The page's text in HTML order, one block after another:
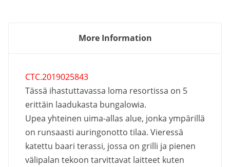
More Information
CTC.2019025843
Tässä ihastuttavassa loma resortissa on 5
erittäin laadukasta bungalowia.
Upea yhteinen uima-allas alue, jonka ympärillä
on runsaasti auringonotto tilaa. Vieressä
katettu baari terassi, jossa on grilli ja pienen
välipalan tekoon tarvittavat laitteet kuten